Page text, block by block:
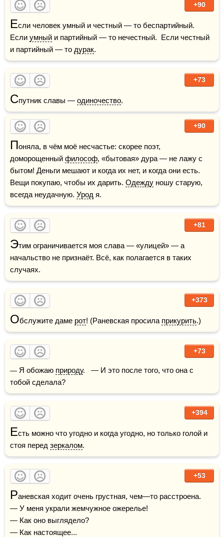
+90
Если человек умный и честный — то беспартийный.
Если умный и партийный — то нечестный.  Если честный
и партийный — то дурак.
+73
Спутник славы — одиночество.
+90
Поняла, в чём моё несчастье: скорее поэт,
доморощенный философ, «бытовая» дура — не лажу с
бытом! Деньги мешают и когда их нет, и когда они есть.
Вещи покупаю, чтобы их дарить. Одежду ношу старую,
всегда неудачную. Урод я.
+81
Этим ограничивается моя слава — «улицей» — а
начальство не признаёт. Всё, как полагается в таких
случаях.
+373
Обслужите даме рот! (Раневская просила прикурить.)
+73
— Я обожаю природу.   — И это после того, что она с
тобой сделала?
+394
Есть можно что угодно и когда угодно, но только голой и
стоя перед зеркалом.
+53
Раневская ходит очень грустная, чем—то расстроена.
— У меня украли жемчужное ожерелье!
— Как оно выглядело?
— Как настоящее...